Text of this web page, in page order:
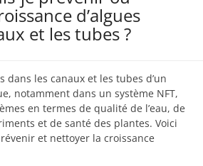
d’algues
et les tubes ?
dans les canaux et les tubes d’un
notamment dans un système NFT,
en termes de qualité de l’eau, de
et de santé des plantes. Voici
et nettoyer la croissance